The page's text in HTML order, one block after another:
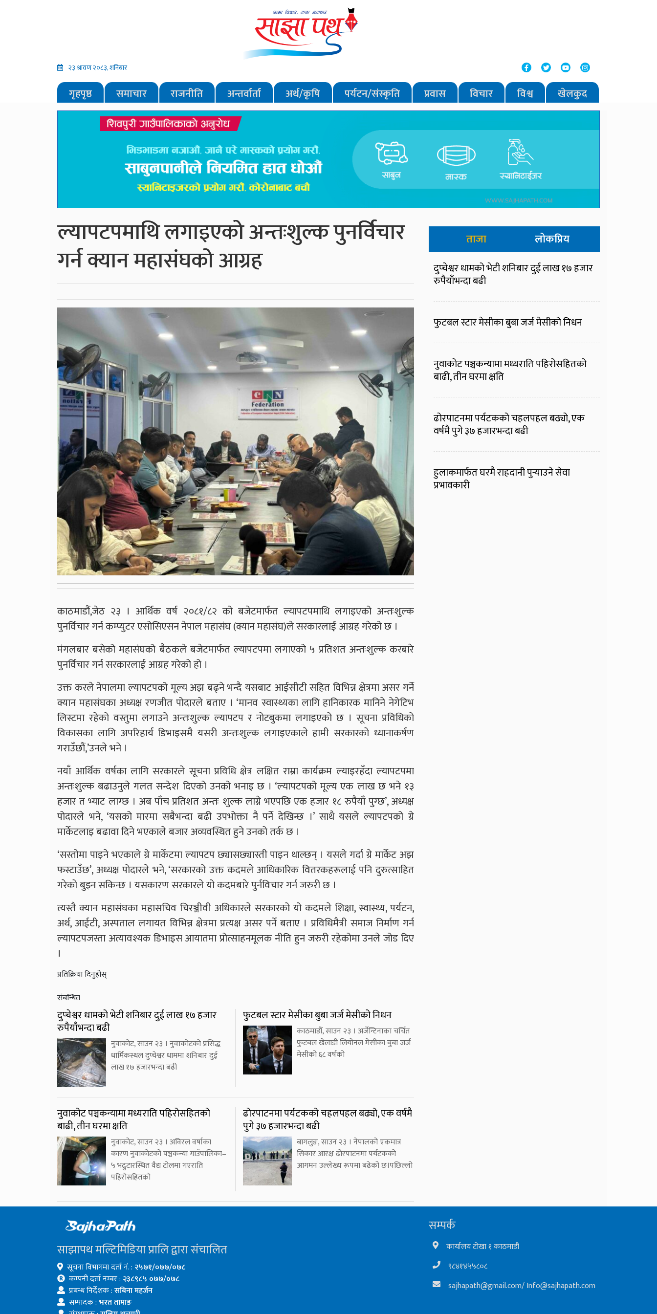
२३ श्रावण २०८३, शनिबार
गृहपृष्ठ समाचार राजनीति अन्तर्वार्ता अर्थ/कृषि पर्यटन/संस्कृति प्रवास विचार विश्व खेलकुद
ल्यापटपमाथि लगाइएको अन्तःशुल्क पुनर्विचार
गर्न क्यान महासंघको आग्रह
काठमाडौं,जेठ २३ । आर्थिक वर्ष २०८१/८२ को बजेटमार्फत ल्यापटपमाथि लगाइएको अन्तःशुल्क
पुनर्विचार गर्न कम्प्युटर एसोसिएसन नेपाल महासंघ (क्यान महासंघ)ले सरकारलाई आग्रह गरेको छ ।
मंगलबार बसेको महासंघको बैठकले बजेटमार्फत ल्यापटपमा लगाएको ५ प्रतिशत अन्तःशुल्क करबारे
पुनर्विचार गर्न सरकारलाई आग्रह गरेको हो ।
उक्त करले नेपालमा ल्यापटपको मूल्य अझ बढ्ने भन्दै यसबाट आईसीटी सहित विभिन्न क्षेत्रमा असर गर्ने
क्यान महासंघका अध्यक्ष रणजीत पोदारले बताए । ‘मानव स्वास्थ्यका लागि हानिकारक मानिने नेगेटिभ
लिस्टमा रहेको वस्तुमा लगाउने अन्तःशुल्क ल्यापटप र नोटबुकमा लगाइएको छ । सूचना प्रविधिको
विकासका लागि अपरिहार्य डिभाइसमै यसरी अन्तःशुल्क लगाइएकाले हामी सरकारको ध्यानाकर्षण
गराउँछौं,’उनले भने ।
नयाँ आर्थिक वर्षका लागि सरकारले सूचना प्रविधि क्षेत्र लक्षित राम्रा कार्यक्रम ल्याइरहँदा ल्यापटपमा
अन्तःशुल्क बढाउनुले गलत सन्देश दिएको उनको भनाइ छ । ‘ल्यापटपको मूल्य एक लाख छ भने १३
हजार त भ्याट लाग्छ । अब पाँच प्रतिशत अन्तः शुल्क लाग्ने भएपछि एक हजार १८ रुपैयाँ पुग्छ’, अध्यक्ष
पोदारले भने, ‘यसको मारमा सबैभन्दा बढी उपभोक्ता नै पर्ने देखिन्छ ।’ साथै यसले ल्यापटपको ग्रे
मार्केटलाइ बढावा दिने भएकाले बजार अव्यवस्थित हुने उनको तर्क छ ।
‘सस्तोमा पाइने भएकाले ग्रे मार्केटमा ल्यापटप छ्यासछ्यास्ती पाइन थाल्छन् । यसले गर्दा ग्रे मार्केट अझ
फस्टाउँछ’, अध्यक्ष पोदारले भने, ‘सरकारको उक्त कदमले आधिकारिक वितरकहरूलाई पनि दुरुत्साहित
गरेको बुझ्न सकिन्छ । यसकारण सरकारले यो कदमबारे पुर्नविचार गर्न जरुरी छ ।
त्यस्तै क्यान महासंघका महासचिव चिरञ्जीवी अधिकारले सरकारको यो कदमले शिक्षा, स्वास्थ्य, पर्यटन,
अर्थ, आईटी, अस्पताल लगायत विभिन्न क्षेत्रमा प्रत्यक्ष असर पर्ने बताए । प्रविधिमैत्री समाज निर्माण गर्न
ल्यापटपजस्ता अत्यावश्यक डिभाइस आयातमा प्रोत्साहनमूलक नीति हुन जरुरी रहेकोमा उनले जोड दिए
।
प्रतिक्रिया दिनुहोस्
संबन्धित
दुप्चेश्वर धामको भेटी शनिबार दुई लाख १७ हजार
रुपैयाँभन्दा बढी
नुवाकोट, साउन २३ । नुवाकोटको प्रसिद्ध
धार्मिकस्थल दुप्चेश्वर धाममा शनिबार दुई
लाख १७ हजारभन्दा बढी
फुटबल स्टार मेसीका बुबा जर्ज मेसीको निधन
काठमाडौँ, साउन २३ । अर्जेन्टिनाका चर्चित
फुटबल खेलाडी लियोनल मेसीका बुबा जर्ज
मेसीको ६८ वर्षको
नुवाकोट पञ्चकन्यामा मध्यराति पहिरोसहितको
बाढी, तीन घरमा क्षति
नुवाकोट, साउन २३ । अविरल वर्षाका
कारण नुवाकोटको पञ्चकन्या गाउँपालिका–
५ भद्रुटारस्थित वैद्य टोलमा गएराति
पहिरोसहितको
ढोरपाटनमा पर्यटकको चहलपहल बढ्यो, एक वर्षमै
पुगे ३७ हजारभन्दा बढी
बागलुङ, साउन २३ । नेपालको एकमात्र
सिकार आरक्ष ढोरपाटनमा पर्यटकको
आगमन उल्लेख्य रूपमा बढेको छ।पछिल्लो
ताजा लोकप्रिय
दुप्चेश्वर धामको भेटी शनिबार दुई लाख १७ हजार
रुपैयाँभन्दा बढी
फुटबल स्टार मेसीका बुबा जर्ज मेसीको निधन
नुवाकोट पञ्चकन्यामा मध्यराति पहिरोसहितको
बाढी, तीन घरमा क्षति
ढोरपाटनमा पर्यटकको चहलपहल बढ्यो, एक
वर्षमै पुगे ३७ हजारभन्दा बढी
हुलाकमार्फत घरमै राहदानी पुर्‍याउने सेवा
प्रभावकारी
साझापथ मल्टिमिडिया प्रालि द्वारा संचालित
सूचना विभागमा दर्ता नं. : २५७१/०७७/०७८
कम्पनी दर्ता नम्बर : २३८९८५ ०७७/०७८
प्रबन्ध निर्देशक :सबिना महर्जन
सम्पादक :भरत तामाङ
सम्पर्क
कार्यालय टोखा १ काठमाडौं
९८४१४५५८०८
sajhapath@gmail.com/Info@sajhapath.com